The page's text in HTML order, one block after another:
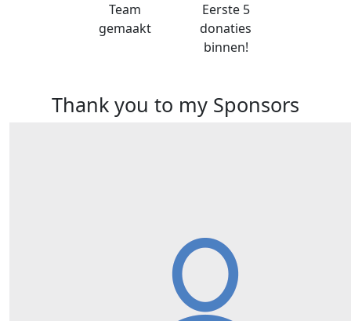
Team
gemaakt
Eerste 5
donaties
binnen!
Thank you to my Sponsors